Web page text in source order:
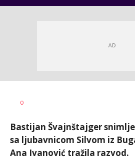
AUTOR
0
Bastijan Švajnštajger
sa ljubavnicom Silvom iz
Ana Ivanović tražila razvod.